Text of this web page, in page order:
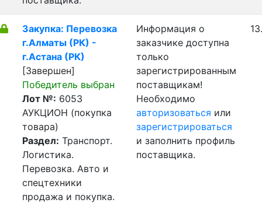
Закупка: Перевозка
г.Алматы (РК) -
г.Астана (РК)
[Завершен]
Победитель выбран
Лот №: 6053
АУКЦИОН (покупка
товара)
Раздел: Транспорт.
Логистика.
Перевозка. Авто и
спецтехники
продажа и покупка.
Информация о
заказчике доступна
только
зарегистрированным
поставщикам!
Необходимо
авторизоваться или
зарегистрироваться
и заполнить профиль
поставщика.